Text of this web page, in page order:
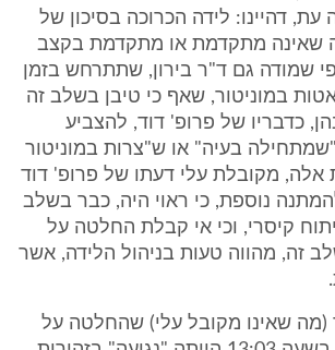
עת, דהיינו: לידה הכרוכה בסיכון של
שאינה מתקדמת או מתקדמת בקצב
כפי שמודה גם ד"ר בירון, שתתרחש בזמן
במוניטור, שאף כי טיבן בשלב זה
כדבריו של פרופ' דוד, להצביע
בעיה" או ש"צרות במוניטור
אלה, מקובלת עלי דעתו של פרופ' דוד
נוספת, כי ראוי היה, כבר בשלב
קיסרי, וכי אי קבלת החלטה על
זה, מהווה טעות בניהול הלידה, אשר
(מה שאינו מקובל עלי) שהחלטה על